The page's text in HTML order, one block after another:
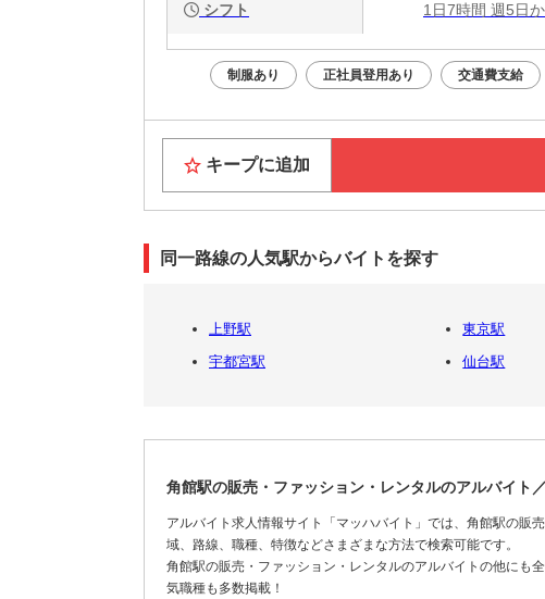
シフト 1日7時間 週5日
制服あり 正社員登用あり 交通費支給
キープに追加
同一路線の人気駅からバイトを探す
上野駅 東京駅
宇都宮駅
仙台駅
角館駅の販売・ファッション・レンタルのアルバイト
アルバイト求人情報サイト「マッハバイト」では、角館駅の販
域、路線、職種、特徴などさまざまな方法で検索可能です。
角館駅の販売・ファッション・レンタルのアルバイトの他にも
気職種も多数掲載！